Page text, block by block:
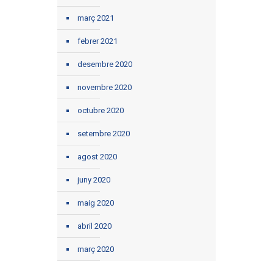
març 2021
febrer 2021
desembre 2020
novembre 2020
octubre 2020
setembre 2020
agost 2020
juny 2020
maig 2020
abril 2020
març 2020